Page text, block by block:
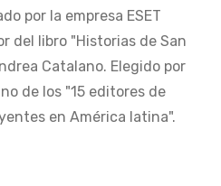
por la empresa ESET
del libro "Historias de San
Catalano. Elegido por
de los "15 editores de
en América latina".